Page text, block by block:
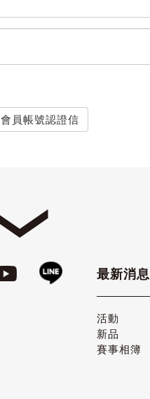
員帳號認證信
最新消息
活動
新品
賽事相簿